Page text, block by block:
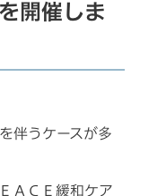
開催しま
伴うケースが多
ＡＣＥ緩和ケア